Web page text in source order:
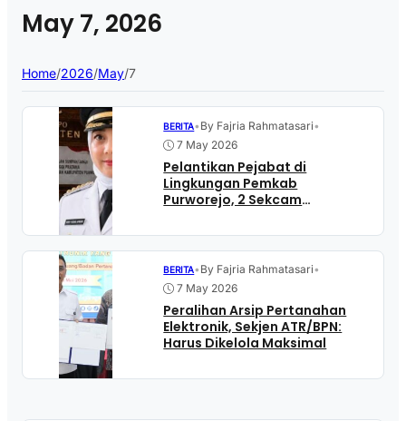
May 7, 2026
Home/2026/May/7
BERITA• By Fajria Rahmatasari•
7 May 2026
Pelantikan Pejabat di
Lingkungan Pemkab
Purworejo, 2 Sekcam
Camat
BERITA• By Fajria Rahmatasari•
7 May 2026
Peralihan Arsip Pertanahan
Elektronik, Sekjen ATR/BPN:
Harus Dikelola Maksimal